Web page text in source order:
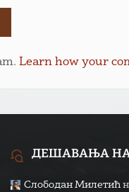
Learn how your
ДЕШАВАЊА
Слободан Милетић